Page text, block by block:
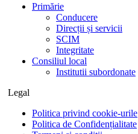
Primărie
Conducere
Direcții și servicii
SCIM
Integritate
Consiliul local
Institutii subordonate
Legal
Politica privind cookie-urile
Politica de Confidențialitate